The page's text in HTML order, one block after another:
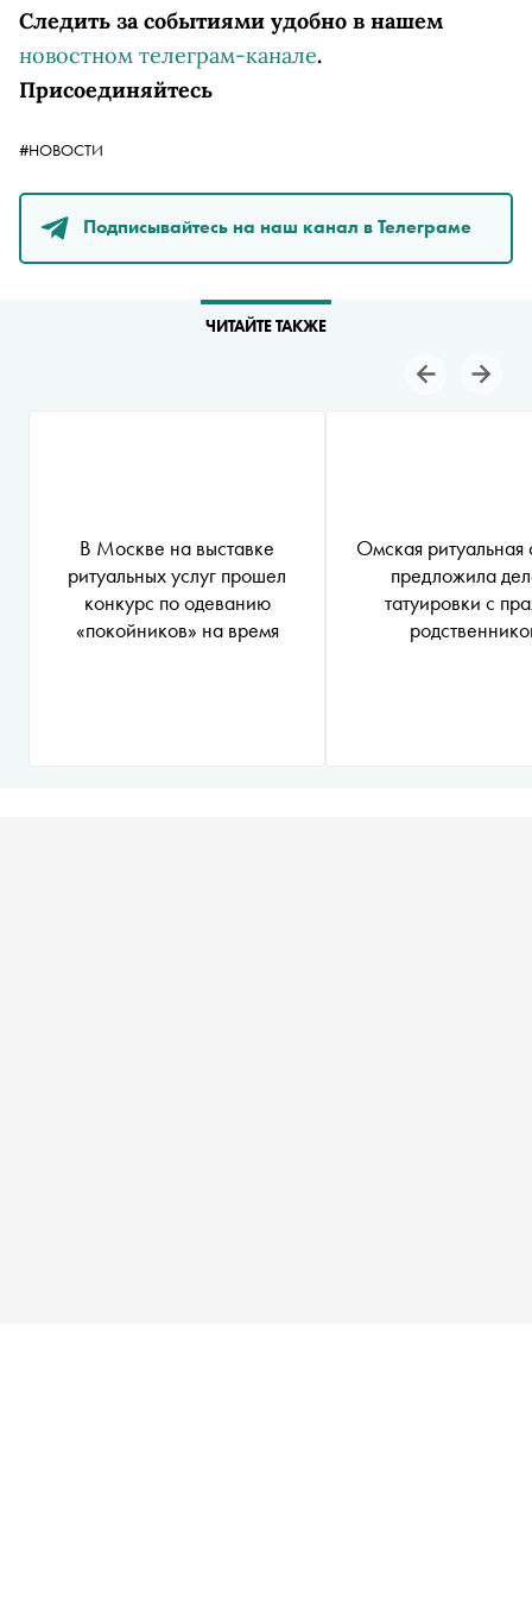
Следить за событиями удобно в нашем
новостном телеграм-канале.
Присоединяйтесь
#НОВОСТИ
Подписывайтесь на наш канал в Телеграме
ЧИТАЙТЕ ТАКЖЕ
В Москве на выставке
ритуальных услуг прошел
конкурс по одеванию
«покойников» на время
Омская ритуальная
предложила
татуировки с